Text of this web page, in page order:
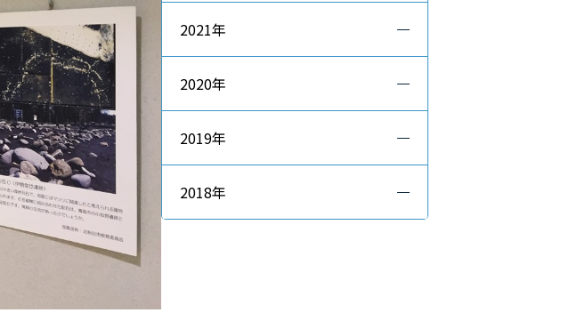
2021年
2020年
2019年
2018年